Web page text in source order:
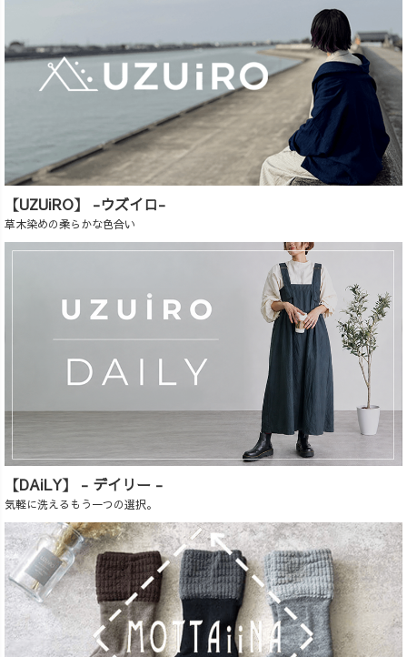
【UZUiRO】 -ウズイロ-
草木染めの柔らかな色合い
【DAiLY】 - デイリー -
気軽に洗えるもう一つの選択。